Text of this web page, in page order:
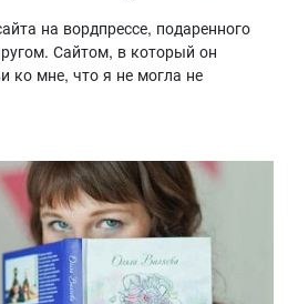
на вордпрессе, подаренного
Сайтом, в который он
ко мне, что я не могла не